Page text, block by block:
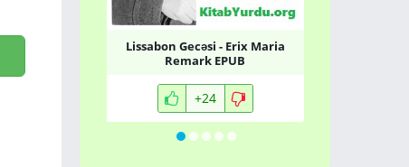
Lissabon Gecəsi - Erix Maria
Remark EPUB
+24